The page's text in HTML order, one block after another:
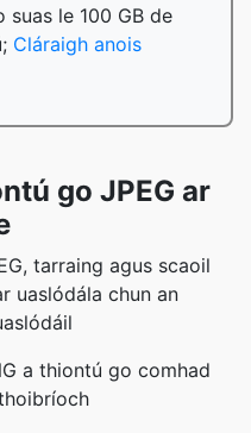
le 100 GB de
Cláraigh anois
go JPEG ar
tarraing agus scaoil
uaslódála chun an
a thiontú go comhad